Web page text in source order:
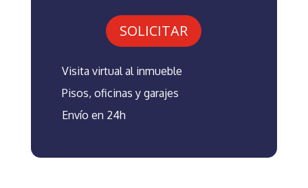
SOLICITAR
Visita virtual al inmueble
Pisos, oficinas y garajes
Envío en 24h